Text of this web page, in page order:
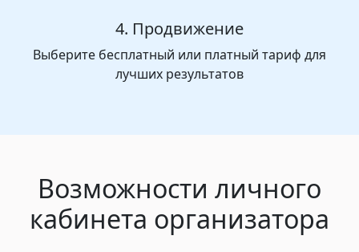
4. Продвижение
Выберите бесплатный или платный тариф для
лучших результатов
Возможности личного
кабинета организатора